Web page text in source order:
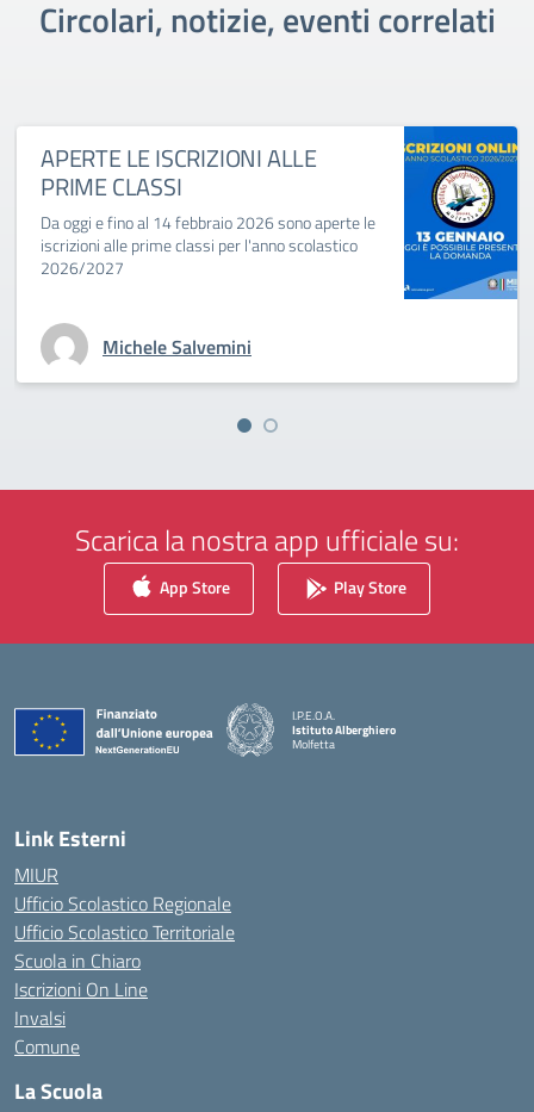
Circolari, notizie, eventi correlati
APERTE LE ISCRIZIONI ALLE
PRIME CLASSI
Da oggi e fino al 14 febbraio 2026 sono aperte le
iscrizioni alle prime classi per l'anno scolastico
2026/2027
Michele Salvemini
Scarica la nostra app ufficiale su:
App Store Play Store
I.P.E.O.A.
Istituto Alberghiero
Molfetta
Link Esterni
MIUR
Ufficio Scolastico Regionale
Ufficio Scolastico Territoriale
Scuola in Chiaro
Iscrizioni On Line
Invalsi
Comune
La Scuola